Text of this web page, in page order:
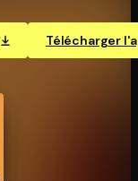
Télécharger